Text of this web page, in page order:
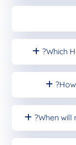
Which
When will